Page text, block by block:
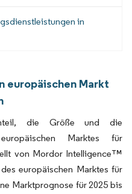
in
europäischen Markt
die Größe und die
Marktes für
von Mordor Intelligence™
europäischen Marktes für
Marktprognose für 2025 bis